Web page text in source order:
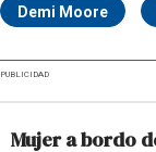
Demi Moore
PUBLICIDAD
Mujer a bordo